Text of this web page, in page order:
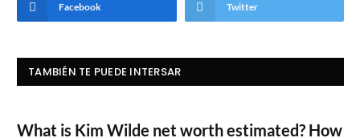
Facebook Twitter
TAMBIÉN TE PUEDE INTERSAR
What is Kim Wilde net worth estimated? How